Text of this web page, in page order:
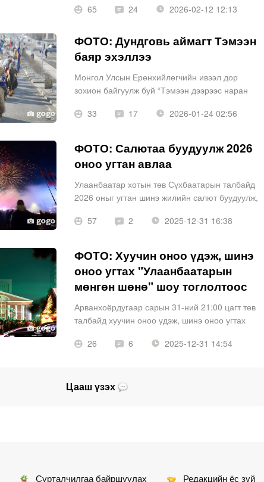
65
24 2026-02-12 12:13
ФОТО: Дундговь аймагт Тэмээн
баяр эхэллээ
Монгол Улсын Ерөнхийлөгчийн ивээл дор
зохион байгуулж буй “Тэмээн дээрээс наран
тэмээчдийн V зөвлөгөөн өнөөдөр Дундговь
33 17 2026-01-24 02:56
ФОТО: Салютаа буудуулж 2026
оноо угтан авлаа
Улаанбаатар хотын төв Сүхбаатарын талбайд
2026 оныг угтан шинэ жилийн салют буудуулж,
57
2 2025-12-31 16:38
ФОТО: Хуучин оноо үдэж, шинэ
оноо угтах "Улаанбаатарын
мөнгөн шөнө" шоу тоглолтоос
Арванхоёрдугаар сарын 31-ний 21:00 цагт төв
талбайд хуучин оноо үдэж, шинэ оноо угтах
тоглолт эхэлсэн.
26 6 2025-12-31 14:54
Цааш үзэх
Сурталчилгаа байршуулах Редакцийн ёс зүй